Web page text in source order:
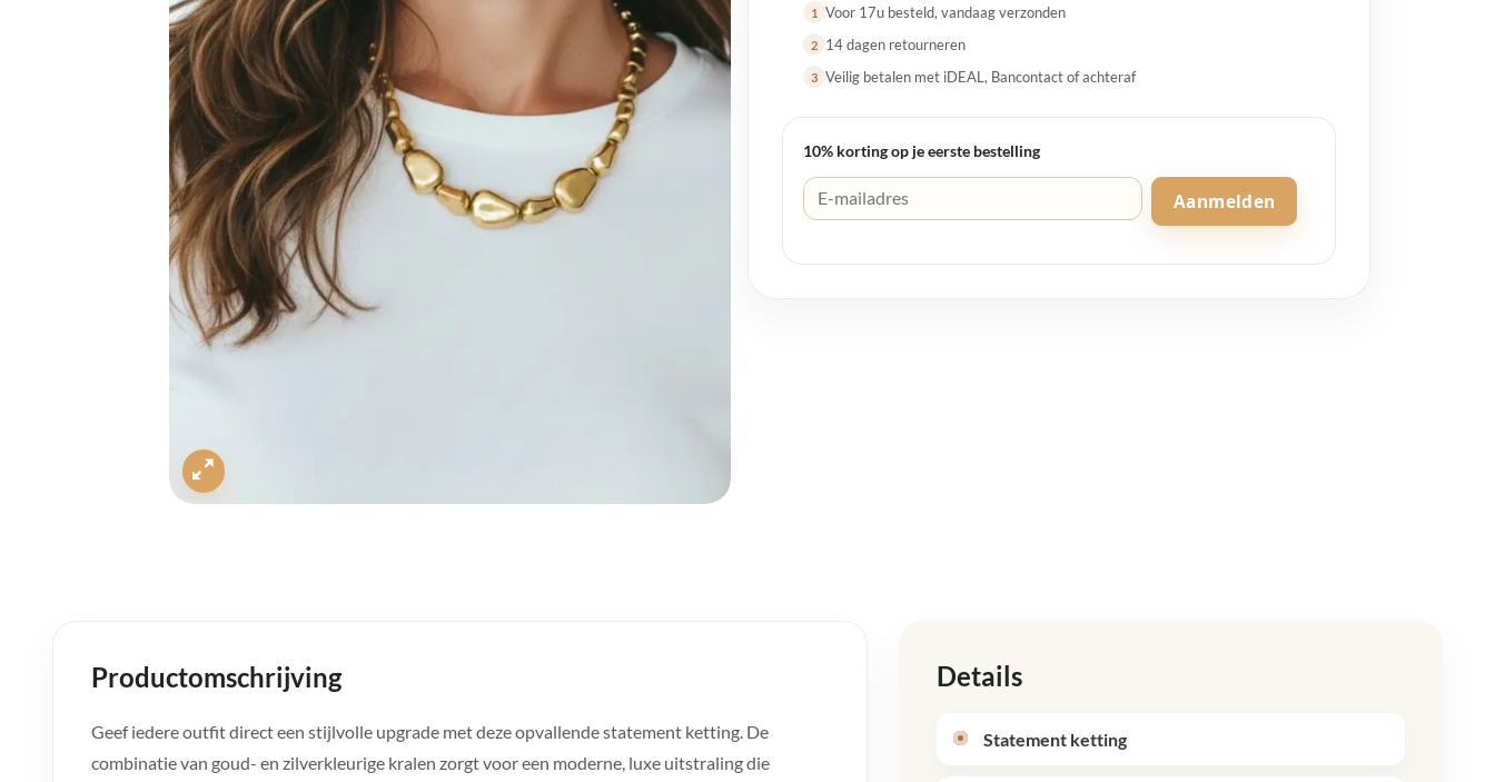
1 Voor 17u besteld, vandaag verzonden
2 14 dagen retourneren
3 Veilig betalen met iDEAL, Bancontact of achteraf
10% korting op je eerste bestelling
Aanmelden
Productomschrijving
Geef iedere outfit direct een stijlvolle upgrade met deze opvallende statement ketting. De
combinatie van goud- en zilverkleurige kralen zorgt voor een moderne, luxe uitstraling die
Details
Statement ketting